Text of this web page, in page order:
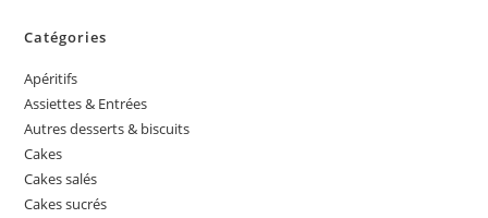
Catégories
Apéritifs
Assiettes & Entrées
Autres desserts & biscuits
Cakes
Cakes salés
Cakes sucrés